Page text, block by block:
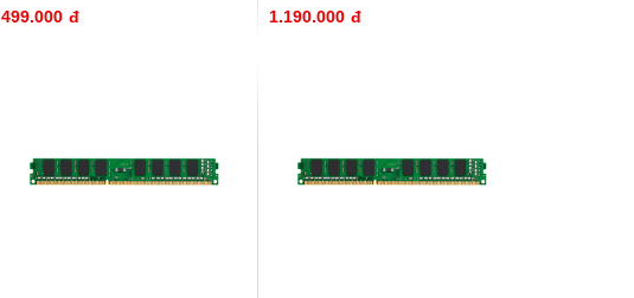
1Rx16
499.000 đ 1.190.000 đ